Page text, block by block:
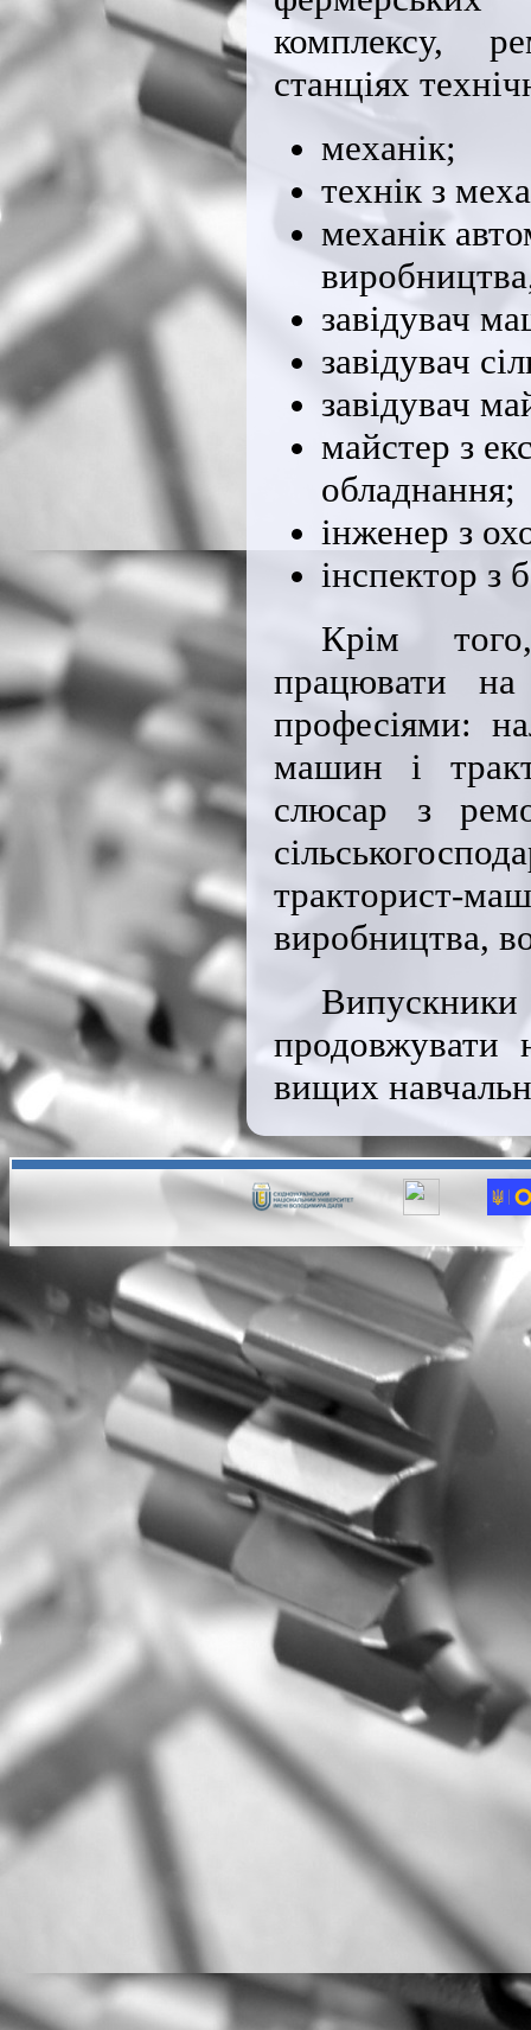
комплексу,
станціях
механік;
технік з
механік
завідувач
завідувач
завідувач
майстер з
обладнання;
інженер з
інспектор з
Крім
працювати на
професіями:
машин і
слюсар з
тракторист-
виробництва,
продовжувати
вищих